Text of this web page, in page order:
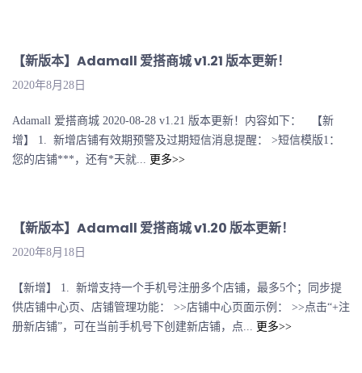
【新版本】Adamall 爱搭商城 v1.21 版本更新！
2020年8月28日
Adamall 爱搭商城 2020-08-28 v1.21 版本更新！内容如下： 【新
增】 1. 新增店铺有效期预警及过期短信消息提醒： >短信模版1：
您的店铺***，还有*天就... 更多>>
【新版本】Adamall 爱搭商城 v1.20 版本更新！
2020年8月18日
【新增】 1. 新增支持一个手机号注册多个店铺，最多5个；同步提
供店铺中心页、店铺管理功能： >>店铺中心页面示例： >>点击“+注
册新店铺”，可在当前手机号下创建新店铺，点... 更多>>